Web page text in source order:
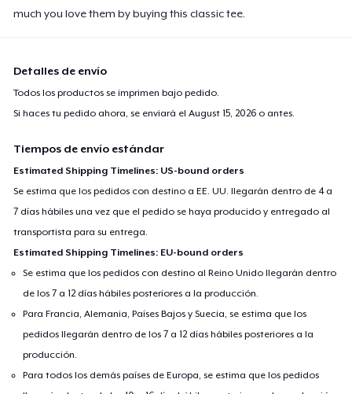
much you love them by buying this classic tee.
Detalles de envío
Todos los productos se imprimen bajo pedido.
Si haces tu pedido ahora, se enviará elAugust 15, 2026 o antes.
Tiempos de envío estándar
Estimated Shipping Timelines: US-bound orders
Se estima que los pedidos con destino a EE. UU. llegarán dentro de 4 a
7 días hábiles una vez que el pedido se haya producido y entregado al
transportista para su entrega.
Estimated Shipping Timelines: EU-bound orders
Se estima que los pedidos con destino al Reino Unido llegarán dentro
de los 7 a 12 días hábiles posteriores a la producción.
Para Francia, Alemania, Países Bajos y Suecia, se estima que los
pedidos llegarán dentro de los 7 a 12 días hábiles posteriores a la
producción.
Para todos los demás países de Europa, se estima que los pedidos